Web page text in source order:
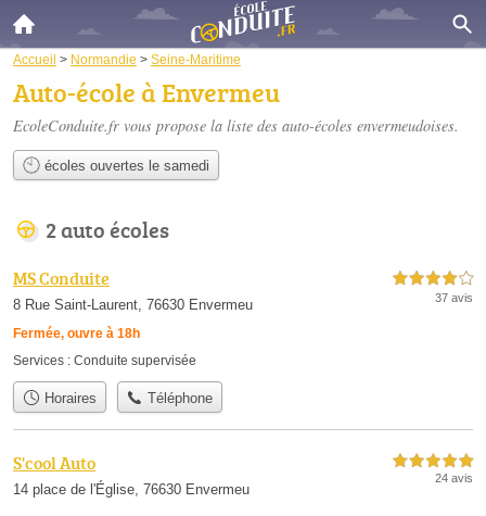
Accueil > Normandie > Seine-Maritime
Auto-école à Envermeu
EcoleConduite.fr vous propose la liste des auto-écoles envermeudoises.
écoles ouvertes le samedi
2 auto écoles
MS Conduite
8 Rue Saint-Laurent, 76630 Envermeu
Fermée, ouvre à 18h
4,0 étoiles sur 5
37 avis
Services : Conduite supervisée
Horaires Téléphone
S'cool Auto
14 place de l'Église, 76630 Envermeu
5,0 étoiles sur 5
24 avis